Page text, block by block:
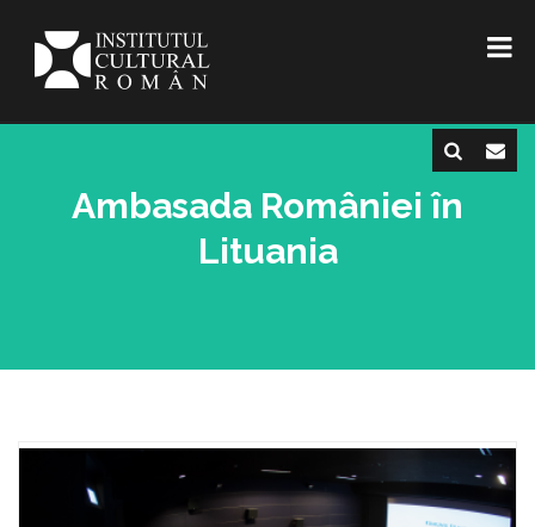
Ambasada României în
Lituania